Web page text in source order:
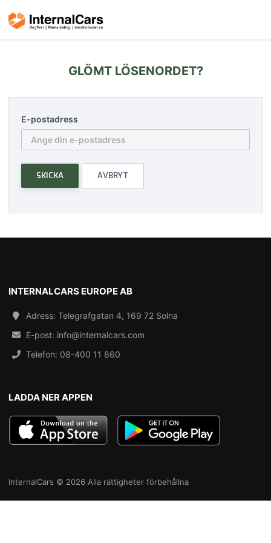
GLÖMT LÖSENORDET?
E-postadress
SKICKA AVBRYT
INTERNALCARS EUROPE AB
Adress: Telegrafgatan 4, 169 72 Solna
E-post: info@internalcars.com
Telefon: 08-400 11 860
LADDA NER APPEN
InternalCars © 2026 Alla rättigheter förbehållna